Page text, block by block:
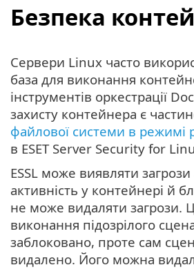
Безпека
Сервери Linux часто
база для виконання
інструментів оркестрації
захисту контейнера є
файлової системи в режимі
в ESET Server Security for
ESSL може виявляти загрози
активність у контейнері й
не може видаляти загрози.
виконання підозрілого
заблоковано, проте сам
видалено. Його можна